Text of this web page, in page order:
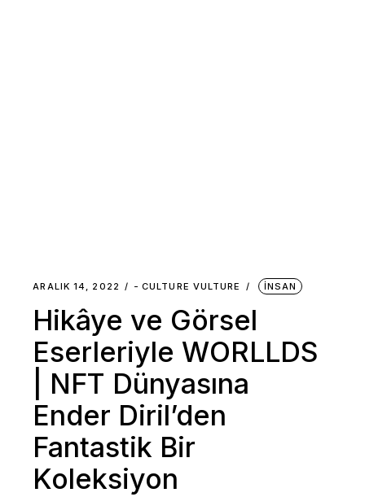
ARALIK 14, 2022 - CULTURE VULTURE İNSAN
Hikâye ve Görsel
Eserleriyle WORLLDS
| NFT Dünyasına
Ender Diril’den
Fantastik Bir
Koleksiyon